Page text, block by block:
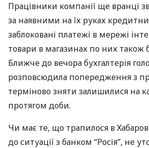
Працівники компанії ще вранці
за наявними на їх руках
заблоковані платежі в мережі
товари в магазинах по них також
Ближче до вечора бухгалтерія
розповсюдила попередження з
терміново зняти залишилися на
протягом доби.
Чи має те, що трапилося в
до ситуації з банком “Росія”, не